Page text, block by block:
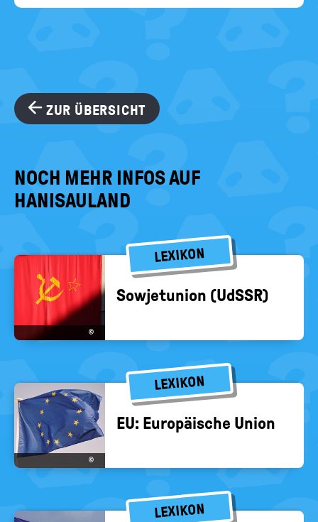
ZUR ÜBERSICHT
NOCH MEHR INFOS AUF
HANISAULAND
LEXIKON
©
So­wjet­uni­on (UdSSR)
LEXIKON
©
EU: Eu­ro­päi­sche Union
LEXIKON